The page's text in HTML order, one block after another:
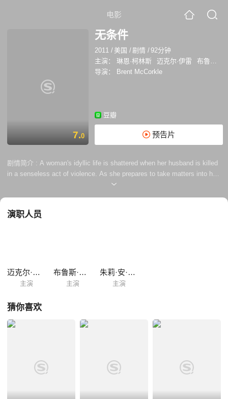
电影
7.0
无条件
2011 / 美国 /剧情 /92分钟
主演：
琳恩·柯林斯 迈克尔·伊雷
布鲁斯·麦克吉尔
导演：
Brent McCorkle
豆瓣
预告片
剧情简介 : A woman's idyllic life is shattered when her husband is killed
in a senseless act of violence. As she prepares to take matters into her
own hands, two unexpected encounters begin to change everything. The
碎，在当她决定结束自己的生命时两位意外来客改变了一切。
演职人员
迈克尔·伊雷
主演
布鲁斯·麦克吉尔
主演
朱莉·安·多恩
主演
猜你喜欢